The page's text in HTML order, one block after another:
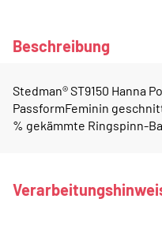
Beschreibung
Stedman® ST9150 Hanna
PassformFeminin
% gekämmte Ringspinn-